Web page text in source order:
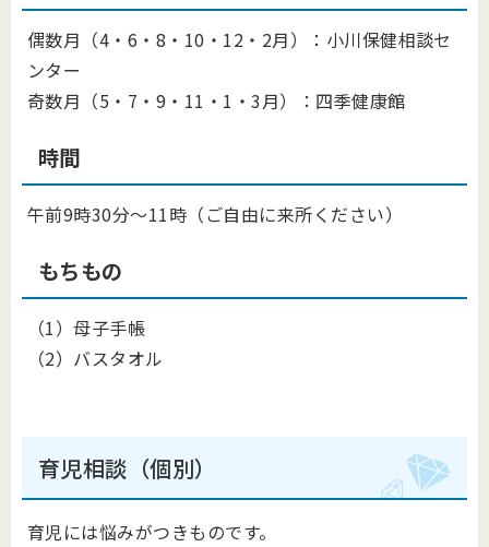
偶数月（4・6・8・10・12・2月）：小川保健相談セ
ンター
奇数月（5・7・9・11・1・3月）：四季健康館
時間
午前9時30分～11時（ご自由に来所ください）
もちもの
（1）母子手帳
（2）バスタオル
育児相談（個別）
育児には悩みがつきものです。